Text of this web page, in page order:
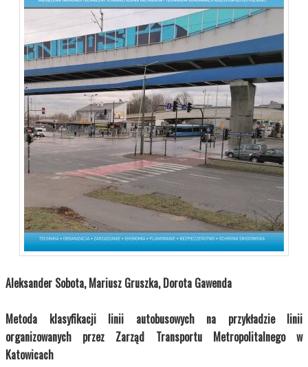
Aleksander Sobota, Mariusz Gruszka, Dorota Gawenda
Metoda klasyfikacji linii autobusowych na przykładzie linii
organizowanych przez Zarząd Transportu Metropolitalnego w
Katowicach